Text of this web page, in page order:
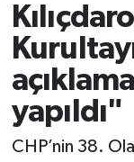
yapıldı"
CHP’nin 38.
Magazin
Siyaset
Spor
Trafik
Süper Lig
Tüm